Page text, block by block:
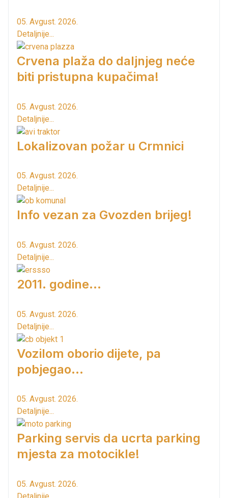
05. Avgust. 2026.
Detaljnije...
Crvena plaža do daljnjeg neće
biti pristupna kupačima!
05. Avgust. 2026.
Detaljnije...
Lokalizovan požar u Crmnici
05. Avgust. 2026.
Detaljnije...
Info vezan za Gvozden brijeg!
05. Avgust. 2026.
Detaljnije...
2011. godine...
05. Avgust. 2026.
Detaljnije...
Vozilom oborio dijete, pa
pobjegao...
05. Avgust. 2026.
Detaljnije...
Parking servis da ucrta parking
mjesta za motocikle!
05. Avgust. 2026.